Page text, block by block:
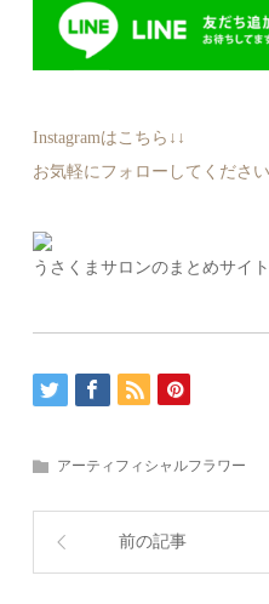
Instagramはこちら↓↓
お気軽にフォローしてください
うさくまサロンのまとめサイ
アーティフィシャルフラワー
前の記事